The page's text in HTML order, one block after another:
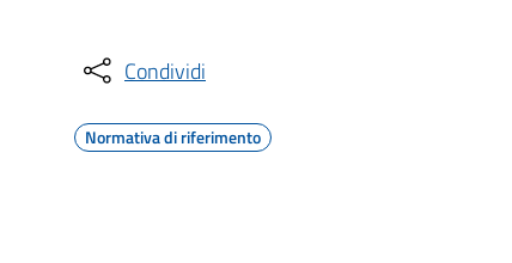
Condividi
Normativa di riferimento